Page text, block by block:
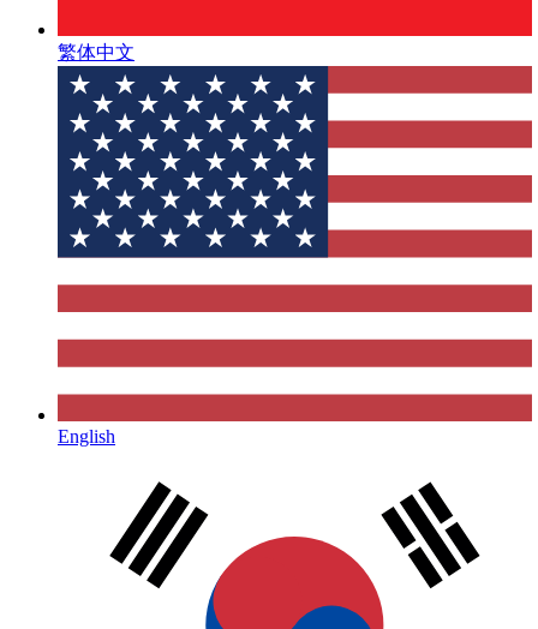
繁体中文
English